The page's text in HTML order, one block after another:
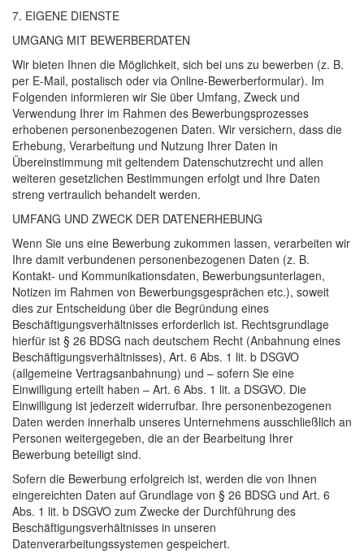
7. EIGENE DIENSTE
UMGANG MIT BEWERBERDATEN
Wir bieten Ihnen die Möglichkeit, sich bei uns zu bewerben (z. B.
per E-Mail, postalisch oder via Online-Bewerberformular). Im
Folgenden informieren wir Sie über Umfang, Zweck und
Verwendung Ihrer im Rahmen des Bewerbungsprozesses
erhobenen personenbezogenen Daten. Wir versichern, dass die
Erhebung, Verarbeitung und Nutzung Ihrer Daten in
Übereinstimmung mit geltendem Datenschutzrecht und allen
weiteren gesetzlichen Bestimmungen erfolgt und Ihre Daten
streng vertraulich behandelt werden.
UMFANG UND ZWECK DER DATENERHEBUNG
Wenn Sie uns eine Bewerbung zukommen lassen, verarbeiten wir
Ihre damit verbundenen personenbezogenen Daten (z. B.
Kontakt- und Kommunikationsdaten, Bewerbungsunterlagen,
Notizen im Rahmen von Bewerbungsgesprächen etc.), soweit
dies zur Entscheidung über die Begründung eines
Beschäftigungsverhältnisses erforderlich ist. Rechtsgrundlage
hierfür ist § 26 BDSG nach deutschem Recht (Anbahnung eines
Beschäftigungsverhältnisses), Art. 6 Abs. 1 lit. b DSGVO
(allgemeine Vertragsanbahnung) und – sofern Sie eine
Einwilligung erteilt haben – Art. 6 Abs. 1 lit. a DSGVO. Die
Einwilligung ist jederzeit widerrufbar. Ihre personenbezogenen
Daten werden innerhalb unseres Unternehmens ausschließlich an
Personen weitergegeben, die an der Bearbeitung Ihrer
Bewerbung beteiligt sind.
Sofern die Bewerbung erfolgreich ist, werden die von Ihnen
eingereichten Daten auf Grundlage von § 26 BDSG und Art. 6
Abs. 1 lit. b DSGVO zum Zwecke der Durchführung des
Beschäftigungsverhältnisses in unseren
Datenverarbeitungssystemen gespeichert.